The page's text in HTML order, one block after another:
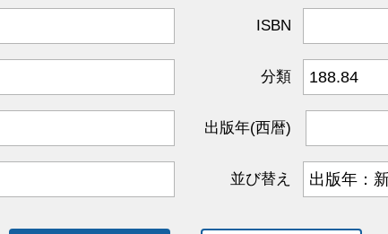
ISBN
分類
出版年(西暦)
並び替え